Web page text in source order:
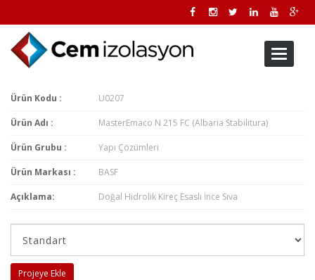
Toggle
Ürün Kodu : U0207
Ürün Adı : MasterEmaco N 215 FC (Albaria Stabilitura)
Ürün Grubu : Yapı Çözümleri
Ürün Markası : BASF
Açıklama: Doğal Hidrolik Kireç Esaslı İnce Sıva
Projeye Ekle